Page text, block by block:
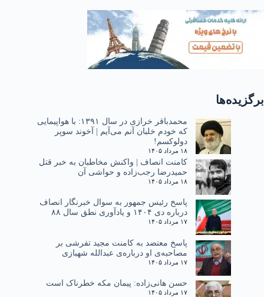
برگزیده‌ها
محمدباقر خرازی در سال ۱۳۹۱: با هواپیمایی
که خودم خلبان آنم می‌آیم | آخوند سوپر
دولوکسم!
۱۸ مرداد ۱۴۰۵
کامنت انصاف | واکنش مخاطبان به خبر قتل
حمیدرضا رجب‌زاده و حواشی آن
۱۸ مرداد ۱۴۰۵
پاسخ رئیس جمهور به سوال خبرنگار انصاف
درباره دی ۱۴۰۴ و یادآوری نطق سال ۸۸
۱۷ مرداد ۱۴۰۵
پاسخ معتضد به کامنت مجید تفرشی بر
مصاحبه‌ی او درباره‌ی عبدالله شهبازی
۱۷ مرداد ۱۴۰۵
حسن هانی‌زاده: پیمان مکه خطرناک است
۱۷ مرداد ۱۴۰۵